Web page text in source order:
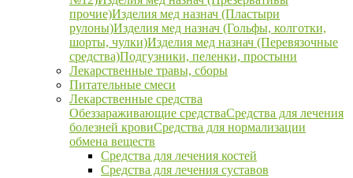
прочие)Изделия мед назнач (Пластыри
рулоны)Изделия мед назнач (Гольфы, колготки,
шорты, чулки)Изделия мед назнач (Перевязочные
средства)Подгузники, пеленки, простыни
Лекарственные травы, сборы
Питательные смеси
Лекарственные средства
Обеззараживающие средстваСредства для лечения
болезней кровиСредства для нормализации
обмена веществ
Средства для лечения костей
Средства для лечения суставов